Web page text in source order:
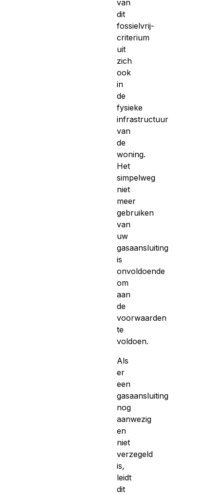
van
dit
fossielvrij-
criterium
uit
zich
ook
in
de
fysieke
infrastructuur
van
de
woning.
Het
simpelweg
niet
meer
gebruiken
van
uw
gasaansluiting
is
onvoldoende
om
aan
de
voorwaarden
te
voldoen.
Als
er
een
gasaansluiting
nog
aanwezig
en
niet
verzegeld
is,
leidt
dit